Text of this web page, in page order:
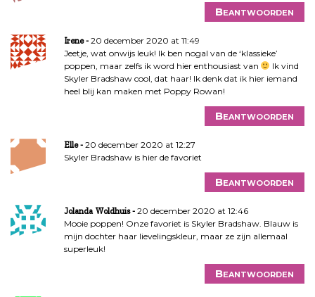
Beantwoorden
Irene
20 december 2020 at 11:49
Jeetje, wat onwijs leuk! Ik ben nogal van de ‘klassieke’
poppen, maar zelfs ik word hier enthousiast van
Ik vind
Skyler Bradshaw cool, dat haar! Ik denk dat ik hier iemand
heel blij kan maken met Poppy Rowan!
Beantwoorden
Elle
20 december 2020 at 12:27
Skyler Bradshaw is hier de favoriet
Beantwoorden
Jolanda Woldhuis
20 december 2020 at 12:46
Mooie poppen! Onze favoriet is Skyler Bradshaw. Blauw is
mijn dochter haar lievelingskleur, maar ze zijn allemaal
superleuk!
Beantwoorden